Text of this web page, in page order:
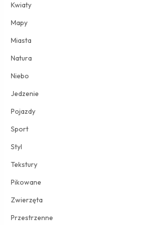
Kwiaty
Mapy
Miasta
Natura
Niebo
Jedzenie
Pojazdy
Sport
Styl
Tekstury
Pikowane
Zwierzęta
Przestrzenne